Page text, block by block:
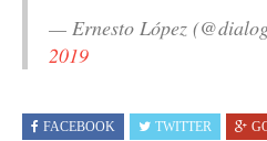
— Ernesto López
2019
FACEBOOK TWITTER